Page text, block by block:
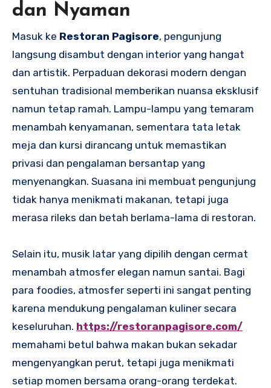
dan Nyaman
Masuk ke Restoran Pagisore, pengunjung
langsung disambut dengan interior yang hangat
dan artistik. Perpaduan dekorasi modern dengan
sentuhan tradisional memberikan nuansa eksklusif
namun tetap ramah. Lampu-lampu yang temaram
menambah kenyamanan, sementara tata letak
meja dan kursi dirancang untuk memastikan
privasi dan pengalaman bersantap yang
menyenangkan. Suasana ini membuat pengunjung
tidak hanya menikmati makanan, tetapi juga
merasa rileks dan betah berlama-lama di restoran.
Selain itu, musik latar yang dipilih dengan cermat
menambah atmosfer elegan namun santai. Bagi
para foodies, atmosfer seperti ini sangat penting
karena mendukung pengalaman kuliner secara
keseluruhan. https://restoranpagisore.com/
memahami betul bahwa makan bukan sekadar
mengenyangkan perut, tetapi juga menikmati
setiap momen bersama orang-orang terdekat.